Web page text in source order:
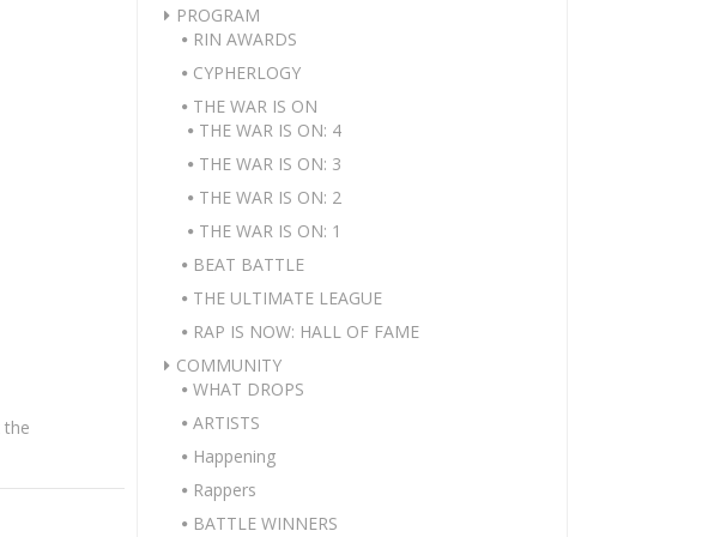
the
PROGRAM
RIN AWARDS
CYPHERLOGY
THE WAR IS ON
THE WAR IS ON: 4
THE WAR IS ON: 3
THE WAR IS ON: 2
THE WAR IS ON: 1
BEAT BATTLE
THE ULTIMATE LEAGUE
RAP IS NOW: HALL OF FAME
COMMUNITY
WHAT DROPS
ARTISTS
Happening
Rappers
BATTLE WINNERS